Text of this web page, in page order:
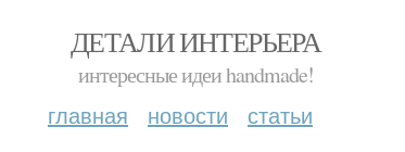
ДЕТАЛИ ИНТЕРЬЕРА
интересные идеи handmade!
главная новости статьи